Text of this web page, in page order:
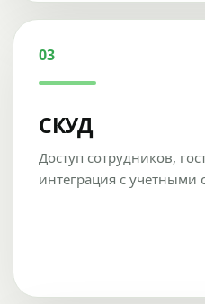
03
СКУД
Доступ сотрудников,
интеграция с учетными